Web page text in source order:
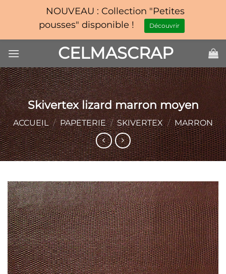
au
contenu
CELMASCRAP
Skivertex lizard marron moyen
ACCUEIL / PAPETERIE / SKIVERTEX / MARRON
NOUVEAU : Collection "Petites
pousses" disponible !
Découvrir